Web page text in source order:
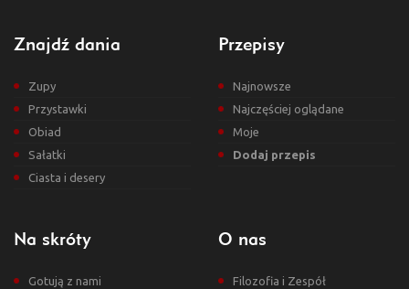
Znajdź dania
Zupy
Przystawki
Obiad
Sałatki
Ciasta i desery
Przepisy
Najnowsze
Najczęściej oglądane
Moje
Dodaj przepis
Na skróty
Gotują z nami
O nas
Filozofia i Zespół